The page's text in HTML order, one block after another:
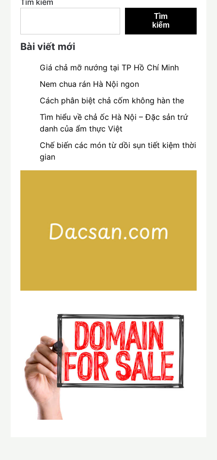
Tìm
kiếm
Bài viết mới
Giá chả mỡ nướng tại TP Hồ Chí Minh
Nem chua rán Hà Nội ngon
Cách phân biệt chả cốm không hàn the
Tìm hiểu về chả ốc Hà Nội – Đặc sản trứ
danh của ẩm thực Việt
Chế biến các món từ dồi sụn tiết kiệm thời
gian